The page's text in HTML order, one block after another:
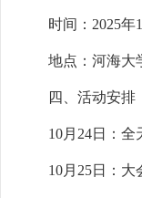
时间：2025年
地点：河海大
四、活动安排
10月24日：全
10月25日：